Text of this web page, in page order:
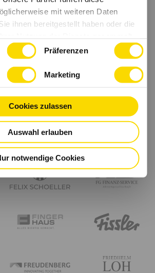
mit weiteren Daten
ihnen bereitgestellt haben oder die
Präferenzen
Marketing
Cookies zulassen
Auswahl erlauben
notwendige Cookies